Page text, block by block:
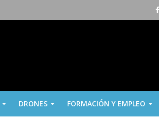
DRONES FORMACIÓN Y EMPLEO